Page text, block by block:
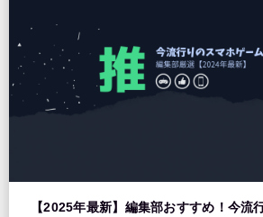
【2025年最新】編集部おすすめ！今流